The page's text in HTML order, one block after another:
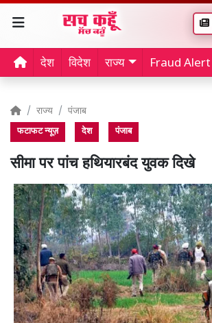
देश विदेश राज्य Fraud Alert
राज्य पंजाब
फटाफट न्यूज़ देश पंजाब
सीमा पर पांच हथियारबंद युवक दिखे